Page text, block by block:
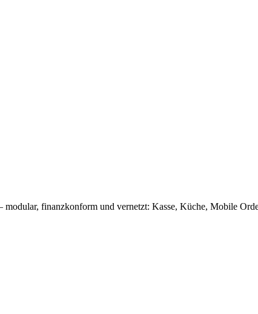
finanzkonform und vernetzt: Kasse, Küche, Mobile